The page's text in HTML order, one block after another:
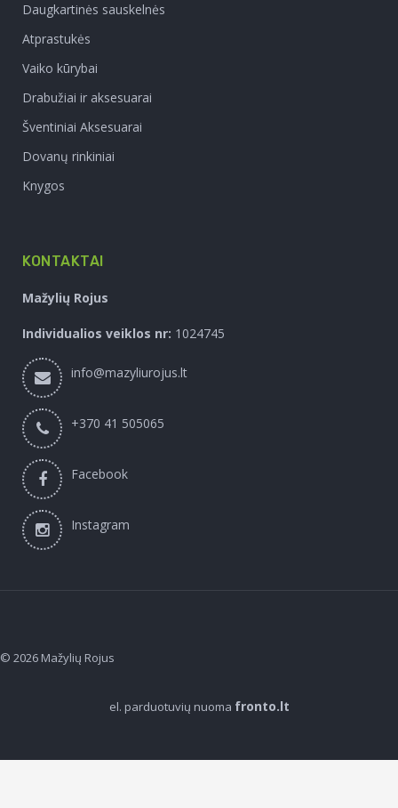
Daugkartinės sauskelnės
Atprastukės
Vaiko kūrybai
Drabužiai ir aksesuarai
Šventiniai Aksesuarai
Dovanų rinkiniai
Knygos
KONTAKTAI
Mažylių Rojus
Individualios veiklos nr: 1024745
info@mazyliurojus.lt
+370 41 505065
Facebook
Instagram
© 2026 Mažylių Rojus
el. parduotuvių nuoma fronto.lt